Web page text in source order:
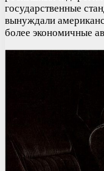
государственные
вынуждали
более экономичные